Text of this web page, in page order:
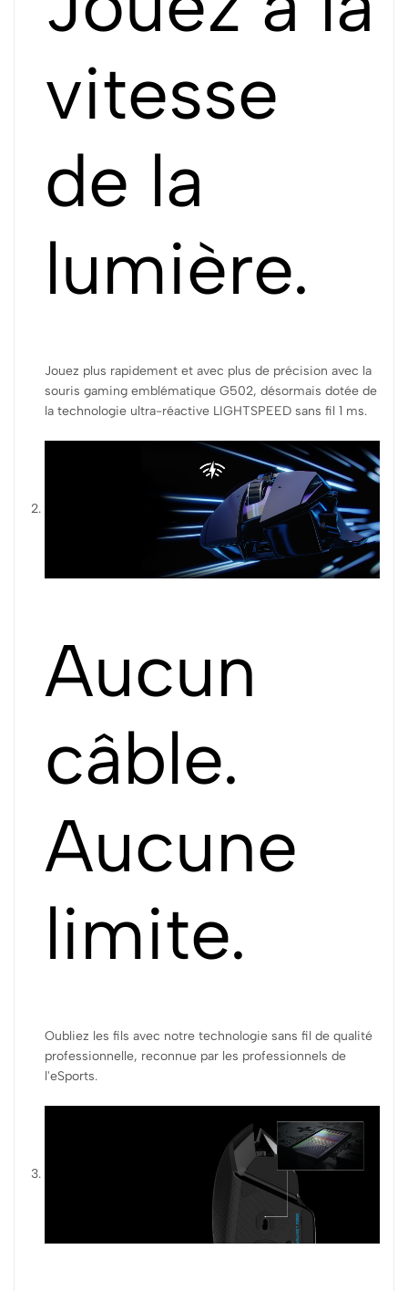
vitesse
de la
lumière.
Jouez plus rapidement et avec plus de précision avec la
souris gaming emblématique G502, désormais dotée de
la technologie ultra-réactive LIGHTSPEED sans fil 1 ms.
Aucun
câble.
Aucune
limite.
Oubliez les fils avec notre technologie sans fil de qualité
professionnelle, reconnue par les professionnels de
l'eSports.